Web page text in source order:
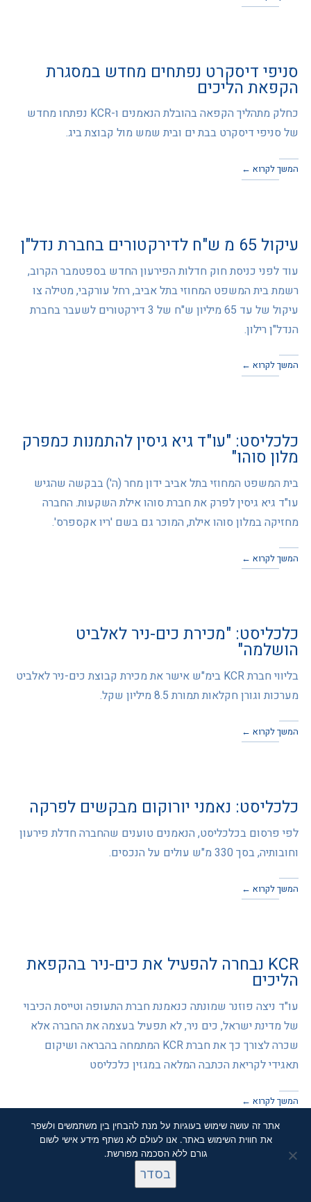
סניפי דיסקרט נפתחים מחדש במסגרת
הקפאת הליכים
כחלק מתהליך הקפאה בהובלת הנאמנים ו-KCR נפתחו מחדש
של סניפי דיסקרט בבת ים ובית שמש מול קבוצת ביג.
המשך לקרוא ←
עיקול 65 מ ש"ח לדירקטורים בחברת נדל"ן
עוד לפני כניסת חוק חדלות הפירעון החדש בספטמבר הקרוב,
רשמת בית המשפט המחוזי בתל אביב, רחל עורקבי, מטילה צו
עיקול של עד 65 מיליון ש"ח של 3 דירקטורים לשעבר בחברת
הנדל"ן רילון.
המשך לקרוא ←
כלכליסט: "עו"ד גיא גיסין להתמנות כמפרק
מלון סוהו"
בית המשפט המחוזי בתל אביב ידון מחר (ה') בבקשה שהגיש
עו"ד גיא גיסין לפרק את חברת סוהו אילת השקעות. החברה
מחזיקה במלון סוהו אילת, המוכר גם בשם 'ריו אקספרס'.
המשך לקרוא ←
כלכליסט: "מכירת כים-ניר לאלביט
הושלמה"
בליווי חברת KCR בימ"ש אישר את מכירת קבוצת כים-ניר לאלביט
מערכות וגורן חקלאות תמורת 8.5 מיליון שקל.
המשך לקרוא ←
כלכליסט: נאמני יורוקום מבקשים לפרקה
לפי פרסום בכלכליסט, הנאמנים טוענים שהחברה חדלת פירעון
וחובותיה, בסך 330 מ"ש עולים על הנכסים.
המשך לקרוא ←
KCR נבחרה להפעיל את כים-ניר בהקפאת
הליכים
עו"ד ניצה פוזנר שמונתה כנאמנת חברת התעופה וטייסת הכיבוי
של מדינת ישראל, כים ניר, לא תפעיל בעצמה את החברה אלא
שכרה לצורך כך את חברת KCR המתמחה בהבראה ושיקום
תאגידי לקריאת הכתבה המלאה במגזין כלכליסט
המשך לקרוא ←
אתר זה עושה שימוש בעוגיות על מנת להבחין בין משתמשים ולשפר
את חווית השימוש באתר. אנו לעולם לא נשתף מידע אישי לשום
גורם ללא הסכמה מפורשת.
בסדר